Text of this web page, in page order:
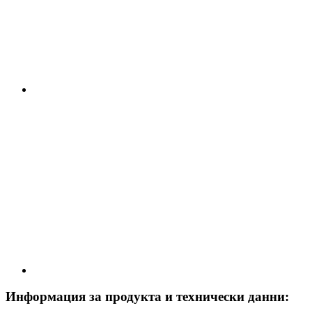
Информация за продукта и технически данни: